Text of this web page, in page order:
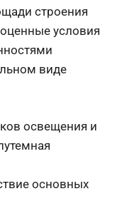
строения
условия
виде
освещения и
основных